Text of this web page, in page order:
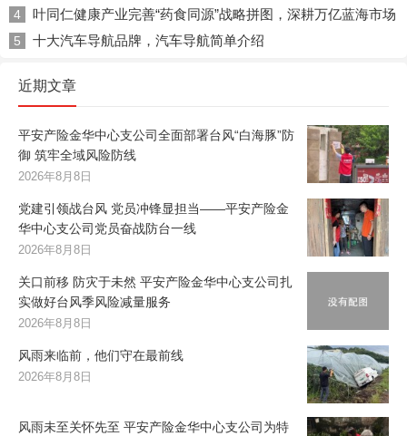
4 叶同仁健康产业完善“药食同源”战略拼图，深耕万亿蓝海市场
5 十大汽车导航品牌，汽车导航简单介绍
近期文章
平安产险金华中心支公司全面部署台风“白海豚”防
御 筑牢全域风险防线
2026年8月8日
党建引领战台风 党员冲锋显担当——平安产险金
华中心支公司党员奋战防台一线
2026年8月8日
关口前移 防灾于未然 平安产险金华中心支公司扎
实做好台风季风险减量服务
2026年8月8日
风雨来临前，他们守在最前线
2026年8月8日
风雨未至关怀先至 平安产险金华中心支公司为特